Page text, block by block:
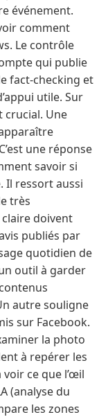
événement.
comment
Le contrôle
qui publie
fact-checking et
utile. Sur
crucial. Une
une réponse
savoir si
Il ressort aussi
très
claire doivent
publiés par
quotidien de
outil à garder
autre souligne
sur Facebook.
la photo
à repérer les
voir ce que l’œil
(analyse du
les zones